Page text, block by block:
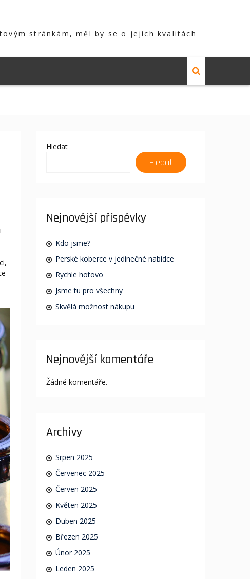
stránkám, měl by se o jejich kvalitách
Hledat
Hledat
Nejnovější příspěvky
Kdo jsme?
Perské koberce v jedinečné nabídce
Rychle hotovo
Jsme tu pro všechny
Skvělá možnost nákupu
Nejnovější komentáře
Žádné komentáře.
Archivy
Srpen 2025
Červenec 2025
Červen 2025
Květen 2025
Duben 2025
Březen 2025
Únor 2025
Leden 2025